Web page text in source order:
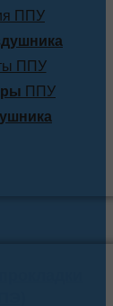
ППУ
ППУ
ППУ